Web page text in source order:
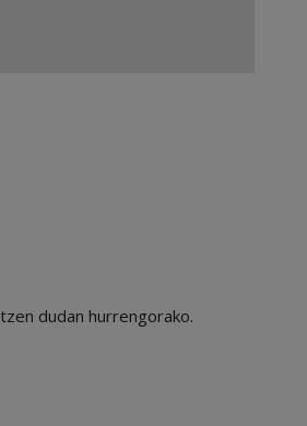
dudan hurrengorako.